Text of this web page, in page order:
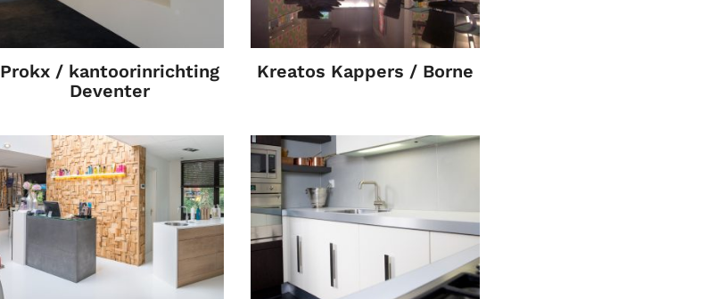
Prokx / kantoorinrichting
Deventer
Kreatos Kappers / Borne